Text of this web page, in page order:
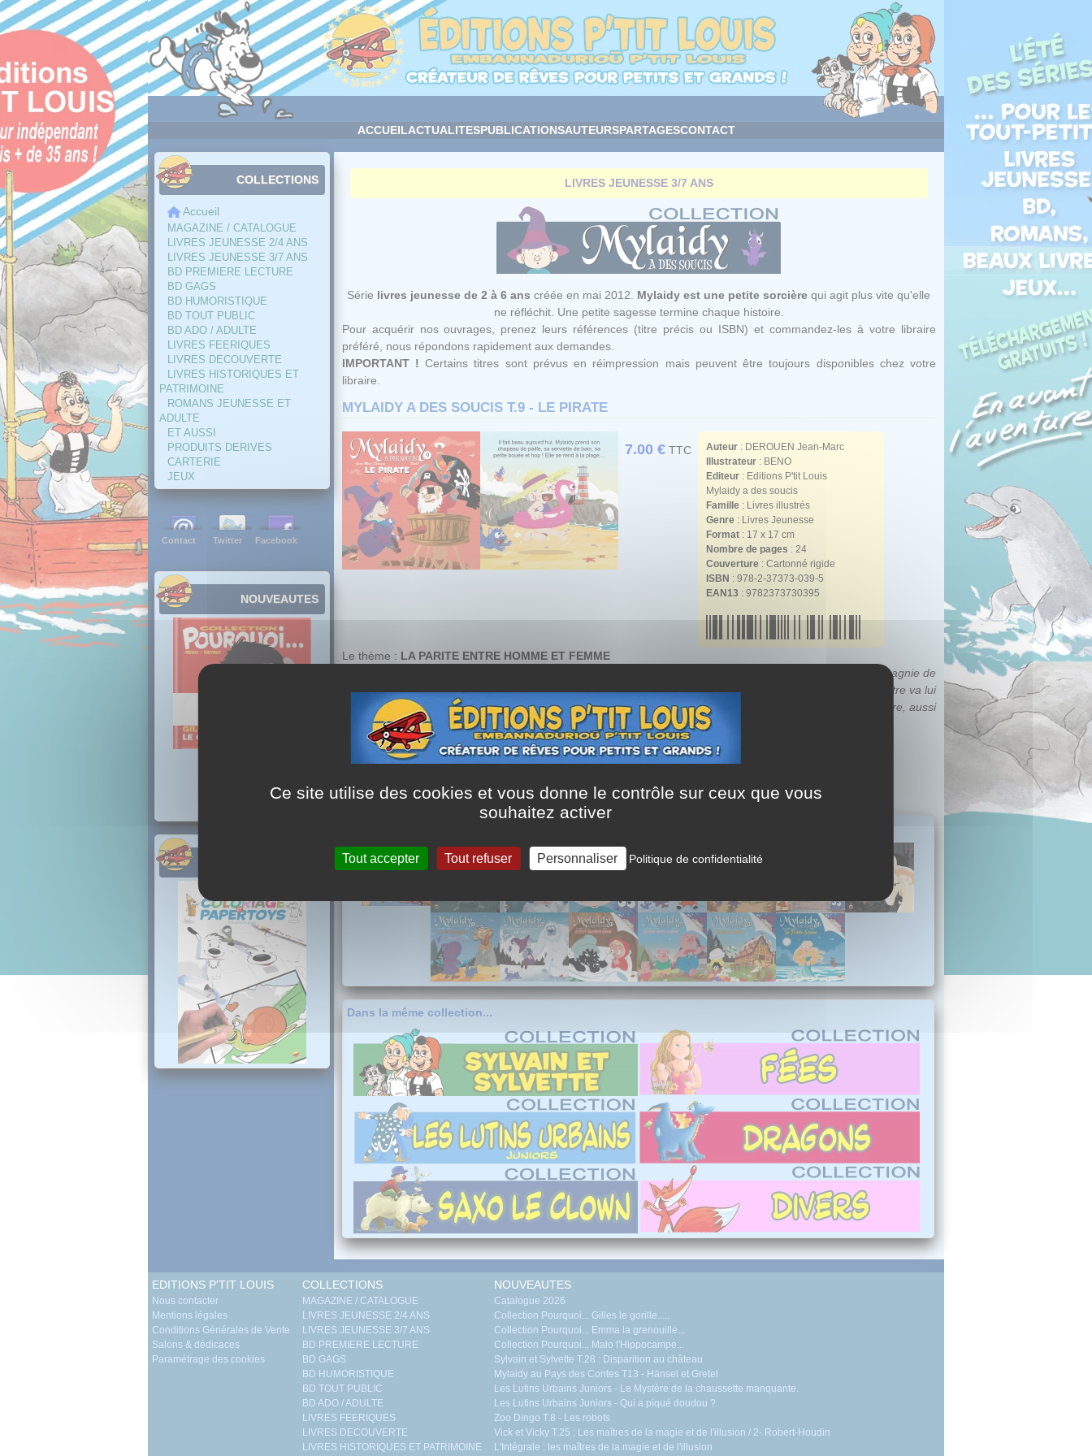
ACCUEILACTUALITESPUBLICATIONSAUTEURSPARTAGESCONTACT
COLLECTIONS
Accueil
MAGAZINE / CATALOGUE
LIVRES JEUNESSE 2/4 ANS
LIVRES JEUNESSE 3/7 ANS
BD PREMIERE LECTURE
BD GAGS
BD HUMORISTIQUE
BD TOUT PUBLIC
BD ADO / ADULTE
LIVRES FEERIQUES
LIVRES DECOUVERTE
LIVRES HISTORIQUES ET
PATRIMOINE
ROMANS JEUNESSE ET
ADULTE
ET AUSSI
PRODUITS DERIVES
CARTERIE
JEUX
Contact Twitter Facebook
NOUVEAUTES
LIVRES JEUNESSE 3/7 ANS
Série livres jeunesse de 2 à 6 ans créée en mai 2012. Mylaidy est une petite sorcière qui agit plus vite qu'elle
ne réfléchit. Une petite sagesse termine chaque histoire.
Pour acquérir nos ouvrages, prenez leurs références (titre précis ou ISBN) et commandez-les à votre libraire
préféré, nous répondons rapidement aux demandes.
IMPORTANT ! Certains titres sont prévus en réimpression mais peuvent être toujours disponibles chez votre
libraire.
MYLAIDY A DES SOUCIS T.9 - LE PIRATE
7.00 €TTC Auteur: DEROUEN Jean-Marc
Illustrateur: BENO
Editeur: Editions P'tit Louis
Mylaidy a des soucis
Famille: Livres illustrés
Genre: Livres Jeunesse
Format: 17 x 17 cm
Nombre de pages : 24
Couverture: Cartonné rigide
ISBN : 978-2-37373-039-5
EAN13 : 9782373730395
Le thème : LA PARITE ENTRE HOMME ET FEMME
a mis son joli maillot de bain et s'apprête à patauger en compagnie de
ses amis lorsque soudain, elle se trouve nez à nez avec le terribleBarbe-Blanche
! Cette nouvelle rencontre va lui
poser un gros problème, mais pas seulement ! On a beau être un dangereux pirate, rencontrer une sorcière, aussi
petite soit-elle, n'est pas si facile que ça, surtout lorsqu'elle s'appelle Mylaidy !
La sagesse de Mylaidy :
Une fille, ça vaut un garçon !
Dans la même collection...
EDITIONS P'TIT LOUIS
Nous contacter
Mentions légales
Conditions Générales de Vente
Salons & dédicaces
Paramétrage des cookies
COLLECTIONS
MAGAZINE / CATALOGUE
LIVRES JEUNESSE 2/4 ANS
LIVRES JEUNESSE 3/7 ANS
BD PREMIERE LECTURE
BD GAGS
BD HUMORISTIQUE
BD TOUT PUBLIC
BD ADO / ADULTE
LIVRES FEERIQUES
LIVRES DECOUVERTE
LIVRES HISTORIQUES ET PATRIMOINE
NOUVEAUTES
Catalogue 2026
Collection Pourquoi... Gilles le gorille.....
Collection Pourquoi... Emma la grenouille...
Collection Pourquoi... Malo l'Hippocampe...
Sylvain et Sylvette T.28 : Disparition au château
Mylaidy au Pays des Contes T13 - Hänsel et Gretel
Les Lutins Urbains Juniors - Le Mystère de la chaussette manquante.
Les Lutins Urbains Juniors - Qui a piqué doudou ?
Zoo Dingo T.8 - Les robots
Vick et Vicky T.25 : Les maîtres de la magie et de l'illusion / 2- Robert-Houdin
L'Intégrale : les maîtres de la magie et de l'illusion
Panneau de gestion des cookies
Ce site utilise des cookies et vous donne le contrôle sur ceux que vous
souhaitez activer
Tout accepter Tout refuser Personnaliser Politique de confidentialité